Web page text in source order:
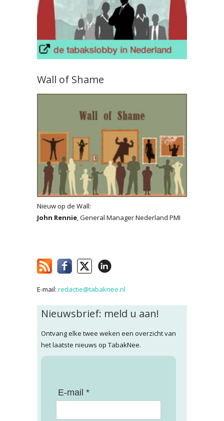
Wall of Shame
Nieuw op de Wall:
John Rennie, General Manager Nederland PMI
E-mail: redactie@tabaknee.nl
Nieuwsbrief: meld u aan!
Ontvang elke twee weken een overzicht van
het laatste nieuws op TabakNee.
E-mail *